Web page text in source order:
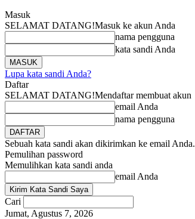
Masuk
SELAMAT DATANG!Masuk ke akun Anda
nama pengguna
kata sandi Anda
Lupa kata sandi Anda?
Daftar
SELAMAT DATANG!Mendaftar membuat akun
email Anda
nama pengguna
Sebuah kata sandi akan dikirimkan ke email Anda.
Pemulihan password
Memulihkan kata sandi anda
email Anda
Cari
Jumat, Agustus 7, 2026